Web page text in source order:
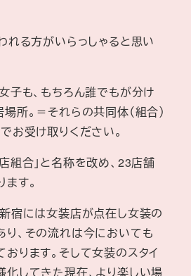
れる方がいらっしゃると思い
子も、もちろん誰でもが分け
所。＝それらの共同体（組合）
お受け取りください。
組合」と名称を改め、23店舗
す。
宿には女装店が点在し女装の
、その流れは今においても
ります。そして女装のスタイ
してきた現在、より楽しい場